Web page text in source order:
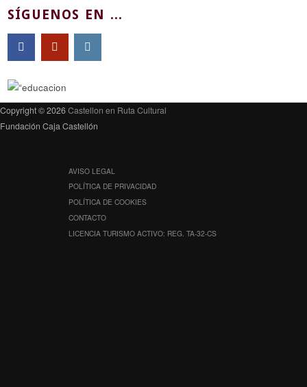
SÍGUENOS EN ...
Copyright © 2026Castellon en Ruta Cultural
Fundación Caja Castellón
AVISO LEGAL
POLÍTICA DE PRIVACIDAD
POLÍTICA DE COOKIES
CONTACTO
LICENCIA TURISMO ACTIVO: REG. TA-32-CS